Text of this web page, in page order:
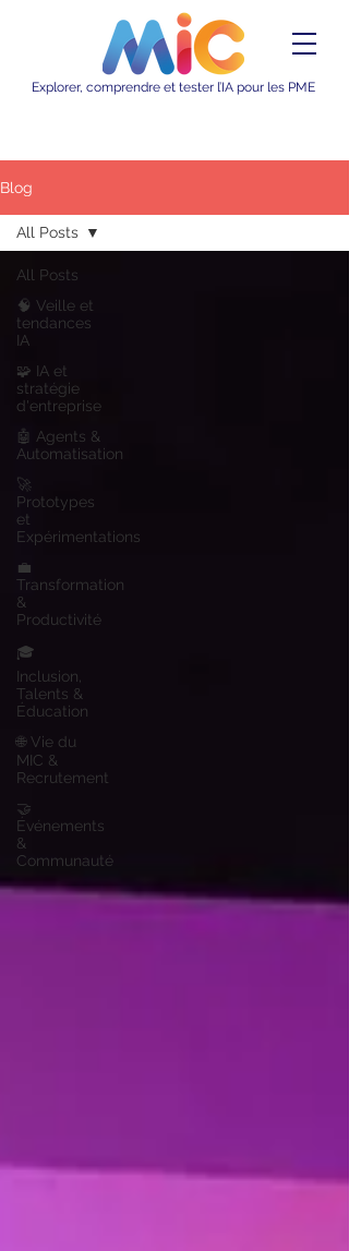
Explorer, comprendre et tester l’IA pour les PME
Blog
All Posts
🧠 Veille et
tendances
IA
🧩 IA et
stratégie
d'entreprise
🤖 Agents &
Automatisation
🚀
Prototypes
et
Expérimentations
💼
Transformation
&
Productivité
🎓
Inclusion,
Talents &
Éducation
🌐 Vie du
MIC &
Recrutement
🤝
Événements
&
Communauté
All Posts